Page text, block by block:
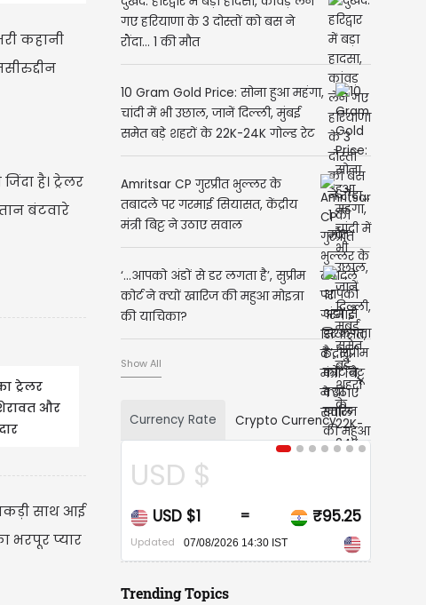
कहानी
है। ट्रेलर
बंटवारे
ट्रेलर
और
साथ आई
भरपूर प्यार
गए हरियाणा के 3 दोस्तों को बस ने
रौंदा... 1 की मौत
10 Gram Gold Price: सोना हुआ महंगा,
चांदी में भी उछाल, जानें दिल्ली, मुंबई
समेत बड़े शहरों के 22K-24K गोल्ड रेट
Amritsar CP गुरप्रीत भुल्लर के
तबादले पर गरमाई सियासत, केंद्रीय
मंत्री बिट्टू ने उठाए सवाल
‘…आपको अंडों से डर लगता है’, सुप्रीम
कोर्ट ने क्यों खारिज की महुआ मोइत्रा
की याचिका?
Show All
Currency Rate Crypto Currency
= ₹95.25
07/08/2026 14:30 IST
CAD $
CAD $1 =
Updated 07/08/2026 14:30 IST
Trending Topics